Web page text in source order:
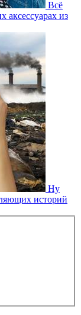
Всё
аксессуарах из
Ну
историй